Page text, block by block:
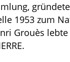
1953 zum
Grouès